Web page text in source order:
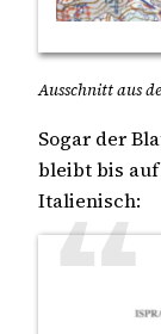
Ausschnitt aus
Sogar der
bleibt bis
Italienisch: